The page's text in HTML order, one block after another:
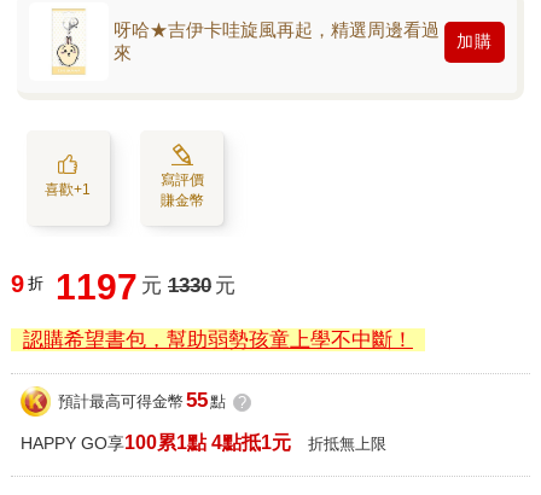
呀哈★吉伊卡哇旋風再起，精選周邊看過
來
加購
喜歡+1
寫評價
賺金幣
9 折 1197 元 1330 元
認購希望書包，幫助弱勢孩童上學不中斷！
預計最高可得金幣 55點 ?
HAPPY GO享100累1點 4點抵1元 折抵無上限